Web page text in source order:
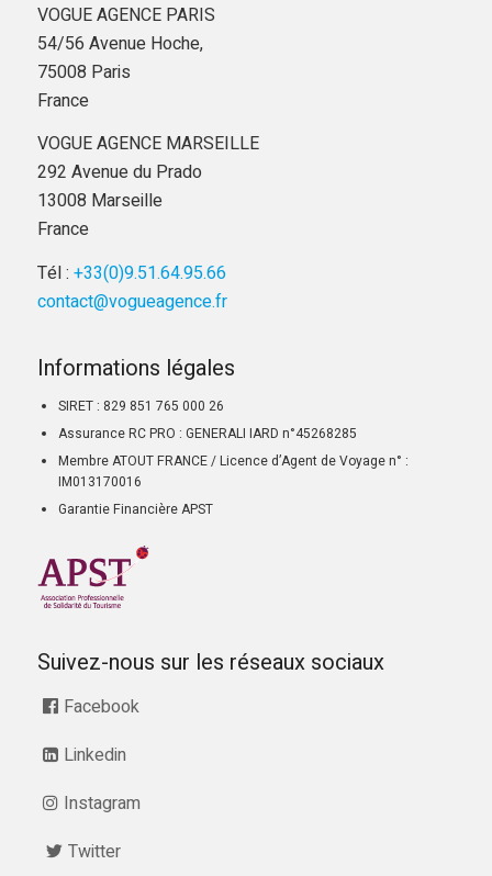
VOGUE AGENCE PARIS
54/56 Avenue Hoche,
75008 Paris
France
VOGUE AGENCE MARSEILLE
292 Avenue du Prado
13008 Marseille
France
Tél : +33(0)9.51.64.95.66
contact@vogueagence.fr
Informations légales
SIRET : 829 851 765 000 26
Assurance RC PRO : GENERALI IARD n°45268285
Membre ATOUT FRANCE / Licence d’Agent de Voyage n° :
IM013170016
Garantie Financière APST
Suivez-nous sur les réseaux sociaux
Facebook
Linkedin
Instagram
Twitter